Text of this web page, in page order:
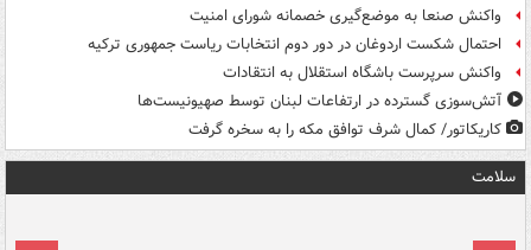
واکنش صنعا به موضع‌گیری خصمانه شورای امنیت
احتمال شکست اردوغان در دور دوم انتخابات ریاست جمهوری ترکیه
واکنش سرپرست باشگاه استقلال به انتقادات
آتش‌سوزی گسترده در ارتفاعات لبنان توسط صهیونیست‌ها
کاریکاتور/ کمال شرف توافق مکه را به سخره گرفت
سلامت